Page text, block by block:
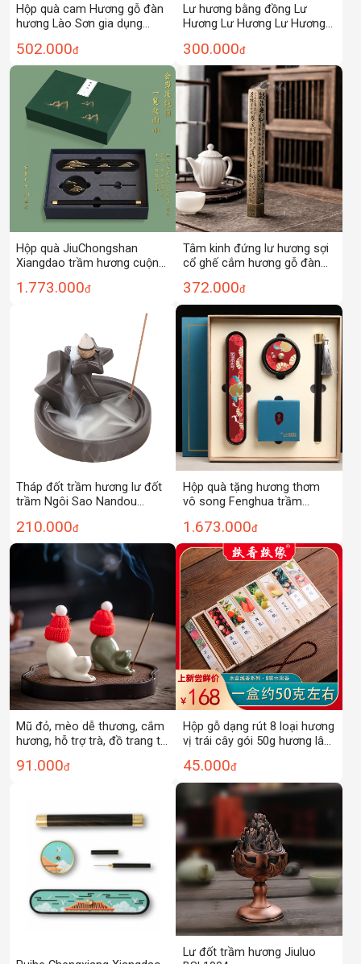
Hộp quà cam Hương gỗ đàn
hương Lào Sơn gia dụng
trùng rò rỉ trầm hương Hải
Nam trầm hương Chảo
ngỗng Lê Lều hương trung
502.000đ
Lư hương bằng đồng Lư
Hương Lư Hương Lư Hương
hương Dụng cụ ấn trầm
hương Lư Hương Lư hương
đàn hương
300.000đ
Hộp quà JiuChongshan
Xiangdao trầm hương cuộn
văn hóa và sáng tạo quà
1.773.000đ
Tâm kinh đứng lư hương sợi
cổ ghế cắm hương gỗ đàn
đạo sáng tạo trầm hương
gia dụng
372.000đ
Tháp đốt trầm hương lư đốt
trầm Ngôi Sao Nandou
210.000đ
Hộp quà tặng hương thơm
vô song Fenghua trầm
hương lư hương món quà
văn hóa và sáng tạo quà
tặng doanh nghiệp hương gia
dụng
1.673.000đ
Mũ đỏ, mèo dễ thương, cắm
hương, hỗ trợ trà, đồ trang trí
hương, gốm sứ, hương liệu,
91.000đ
Hộp gỗ dạng rút 8 loại hương
vị trái cây gói 50g hương lâu
quà hương Trầm Hương
45.000đ
Lư đốt trầm hương Jiuluo